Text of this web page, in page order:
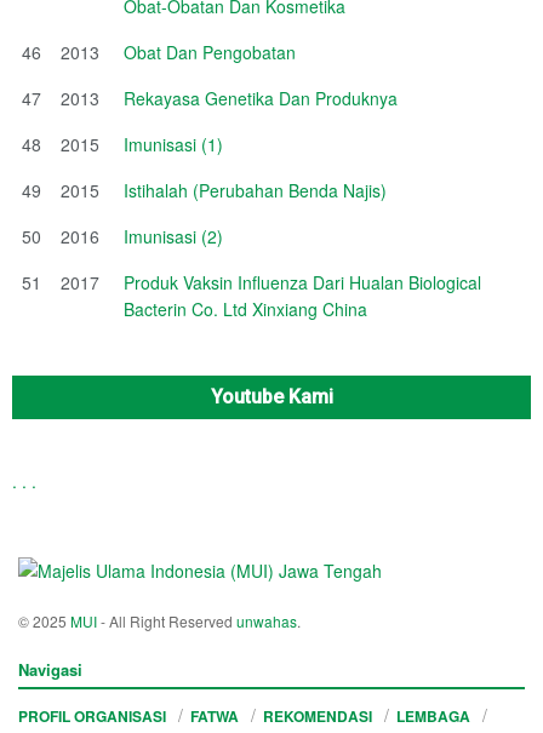
Obat-Obatan Dan Kosmetika
46
2013
Obat Dan Pengobatan
47
2013
Rekayasa Genetika Dan Produknya
48
2015
Imunisasi (1)
49
2015
Istihalah (Perubahan Benda Najis)
50
2016
Imunisasi (2)
51
2017
Produk Vaksin Influenza Dari Hualan Biological
Bacterin Co. Ltd Xinxiang China
Youtube Kami
. . .
© 2025 MUI- All Right Reserved unwahas.
Navigasi
PROFIL ORGANISASI FATWA REKOMENDASI
LEMBAGA